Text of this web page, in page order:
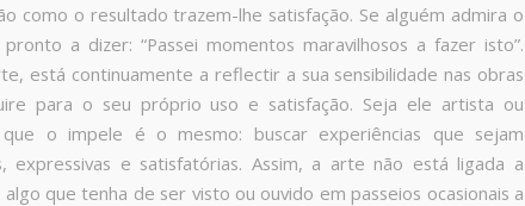
como o resultado trazem-lhe satisfação. Se alguém admira o
a dizer: “Passei momentos maravilhosos a fazer isto”.
está continuamente a reflectir a sua sensibilidade nas obras
para o seu próprio uso e satisfação. Seja ele artista ou
o impele é o mesmo: buscar experiências que sejam
expressivas e satisfatórias. Assim, a arte não está ligada a
que tenha de ser visto ou ouvido em passeios ocasionais a